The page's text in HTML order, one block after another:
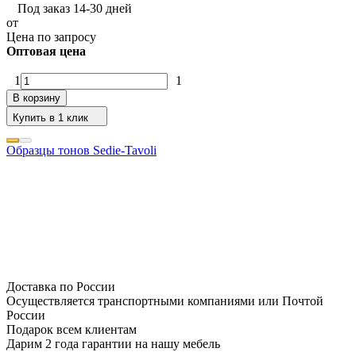
Под заказ 14-30 дней
от
Цена по запросу
Оптовая цена
1 1
В корзину
Купить в 1 клик
Образцы тонов Sedie-Tavoli
Доставка по России
Осуществляется транспортными компаниями или Почтой
России
Подарок всем клиентам
Дарим 2 года гарантии на нашу мебель